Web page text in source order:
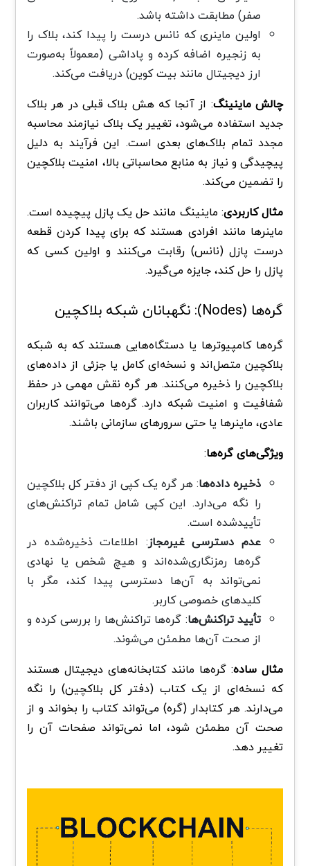
صفر) مطابقت داشته باشد.
اولین ماینری که نانس درست را پیدا کند، بلاک را
به زنجیره اضافه کرده و پاداشی (معمولاً به‌صورت
ارز دیجیتال مانند بیت‌ کوین) دریافت می‌کند.
چالش ماینینگ: از آنجا که هش بلاک قبلی در هر بلاک
جدید استفاده می‌شود، تغییر یک بلاک نیازمند محاسبه
مجدد تمام بلاک‌های بعدی است. این فرآیند به دلیل
پیچیدگی و نیاز به منابع محاسباتی بالا، امنیت بلاکچین
را تضمین می‌کند.
مثال کاربردی: ماینینگ مانند حل یک پازل پیچیده است.
ماینرها مانند افرادی هستند که برای پیدا کردن قطعه
درست پازل (نانس) رقابت می‌کنند و اولین کسی که
پازل را حل کند، جایزه می‌گیرد.
گره‌ها (Nodes): نگهبانان شبکه بلاکچین
گره‌ها کامپیوترها یا دستگاه‌هایی هستند که به شبکه
بلاکچین متصل‌اند و نسخه‌ای کامل یا جزئی از داده‌های
بلاکچین را ذخیره می‌کنند. هر گره نقش مهمی در حفظ
شفافیت و امنیت شبکه دارد. گره‌ها می‌توانند کاربران
عادی، ماینرها یا حتی سرورهای سازمانی باشند.
ویژگی‌های گره‌ها:
ذخیره داده‌ها: هر گره یک کپی از دفتر کل بلاکچین
را نگه می‌دارد. این کپی شامل تمام تراکنش‌های
تأییدشده است.
عدم دسترسی غیرمجاز: اطلاعات ذخیره‌شده در
گره‌ها رمزنگاری‌شده‌اند و هیچ شخص یا نهادی
نمی‌تواند به آن‌ها دسترسی پیدا کند، مگر با
کلیدهای خصوصی کاربر.
تأیید تراکنش‌ها: گره‌ها تراکنش‌ها را بررسی کرده و
از صحت آن‌ها مطمئن می‌شوند.
مثال ساده: گره‌ها مانند کتابخانه‌های دیجیتال هستند
که نسخه‌ای از یک کتاب (دفتر کل بلاکچین) را نگه
می‌دارند. هر کتابدار (گره) می‌تواند کتاب را بخواند و از
صحت آن مطمئن شود، اما نمی‌تواند صفحات آن را
تغییر دهد.